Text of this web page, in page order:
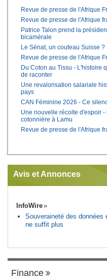
Revue de presse de l'Afrique
Revue de presse de l'Afrique
Patrice Talon prend la
bicamérale
Le Sénat, un couteau Suisse ?
Revue de presse de l'Afrique
Du Coton au Tissu - L'histoire
de raconter
Une revalorisation salariale
pays
CAN Féminine 2026 - Ce
Une nouvelle récolte d'espoir
cotonnière à Lamu
Revue de presse de l'Afrique
Avis et Annonces
InfoWire
Souveraineté des données
ne suffit plus
Finance